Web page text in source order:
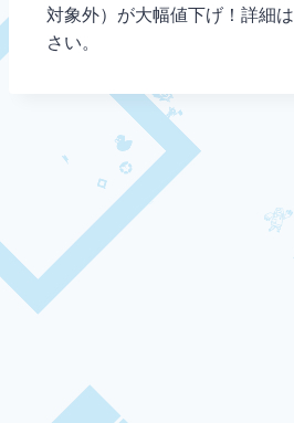
対象外）が大幅値下げ！詳細は
さい。